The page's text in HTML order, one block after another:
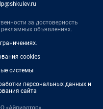
за достоверность
объявлениях.
.
cookies
системы
персональных данных и
сайта